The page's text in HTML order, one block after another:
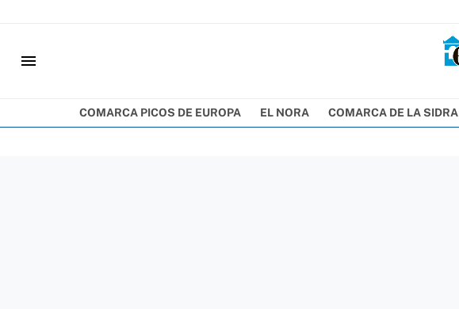
menu
COMARCA PICOS DE EUROPA EL NORA COMARCA DE LA SIDRA